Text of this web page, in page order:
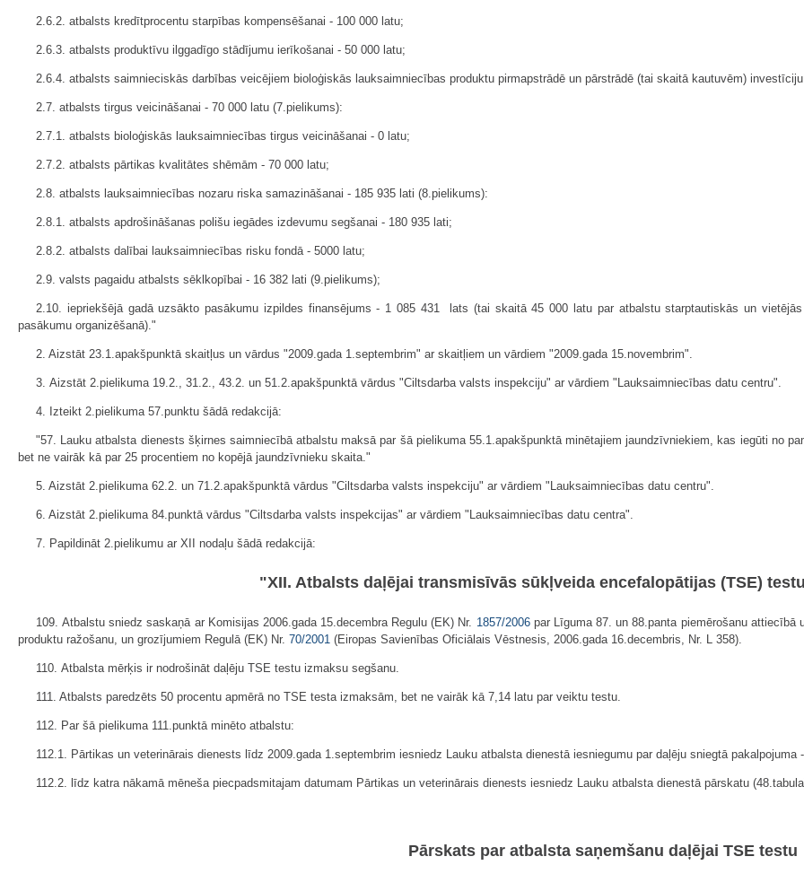
2.6.2. atbalsts kredītprocentu starpības kompensēšanai - 100 000 latu;
2.6.3. atbalsts produktīvu ilggadīgo stādījumu ierīkošanai - 50 000 latu;
2.6.4. atbalsts saimnieciskās darbības veicējiem bioloģiskās lauksaimnie­cības produktu pirmapstrādē un pārstrādē (tai skaitā kautuvēm)
2.7. atbalsts tirgus veicināšanai - 70 000 latu (7.pielikums):
2.7.1. atbalsts bioloģiskās lauksaimniecības tirgus veicināšanai - 0 latu;
2.7.2. atbalsts pārtikas kvalitātes shēmām - 70 000 latu;
2.8. atbalsts lauksaimniecības nozaru riska samazināšanai - 185 935 lati (8.pielikums):
2.8.1. atbalsts apdrošināšanas polišu iegādes izdevumu segšanai - 180 935 lati;
2.8.2. atbalsts dalībai lauksaimniecības risku fondā - 5000 latu;
2.9. valsts pagaidu atbalsts sēklkopībai - 16 382 lati (9.pielikums);
2.10. iepriekšējā gadā uzsākto pasākumu izpildes finansējums - 1 085 431 lats (tai skaitā 45 000 latu par atbalstu starptautiskās un
pasākumu organizēšanā)."
2. Aizstāt 23.1.apakšpunktā skaitļus un vārdus "2009.gada 1.septembrim" ar skaitļiem un vārdiem "2009.gada 15.novembrim".
3. Aizstāt 2.pielikuma 19.2., 31.2., 43.2. un 51.2.apakšpunktā vārdus "Ciltsdarba valsts inspekciju" ar vārdiem "Lauksaimniecības datu centru".
4. Izteikt 2.pielikuma 57.punktu šādā redakcijā:
"57. Lauku atbalsta dienests šķirnes saimniecībā atbalstu maksā par šā pielikuma 55.1.apakšpunktā minētajiem jaundzīvniekiem, kas iegūti no
bet ne vairāk kā par 25 procentiem no kopējā jaundzīvnieku skaita."
5. Aizstāt 2.pielikuma 62.2. un 71.2.apakš­punktā vārdus "Ciltsdarba valsts inspekciju" ar vārdiem "Lauksaimniecības datu centru".
6. Aizstāt 2.pielikuma 84.punktā vārdus "Ciltsdarba valsts inspekcijas" ar vārdiem "Lauksaimniecības datu centra".
7. Papildināt 2.pielikumu ar XII nodaļu šādā redakcijā:
"XII. Atbalsts daļējai transmisīvās sūkļveida encefalopātijas (TSE)
109. Atbalstu sniedz saskaņā ar Komisijas 2006.gada 15.decembra Regulu (EK) Nr. 1857/2006par Līguma 87. un 88.panta piemērošanu attiecībā
produktu ražošanu, un grozījumiem Regulā (EK) Nr. 70/2001 (Eiropas Savienības Oficiālais Vēstnesis, 2006.gada 16.decembris, Nr. L 358).
110. Atbalsta mērķis ir nodrošināt daļēju TSE testu izmaksu segšanu.
111. Atbalsts paredzēts 50 procentu apmērā no TSE testa izmaksām, bet ne vairāk kā 7,14 latu par veiktu testu.
112. Par šā pielikuma 111.punktā minēto atbalstu:
112.1. Pārtikas un veterinārais dienests līdz 2009.gada 1.septembrim iesniedz Lauku atbalsta dienestā iesniegumu par daļēju sniegtā
112.2. līdz katra nākamā mēneša piecpadsmitajam datumam Pārtikas un veterinārais dienests iesniedz Lauku atbalsta dienestā pārskatu
Pārskats par atbalsta saņemšanu daļējai TSE testu